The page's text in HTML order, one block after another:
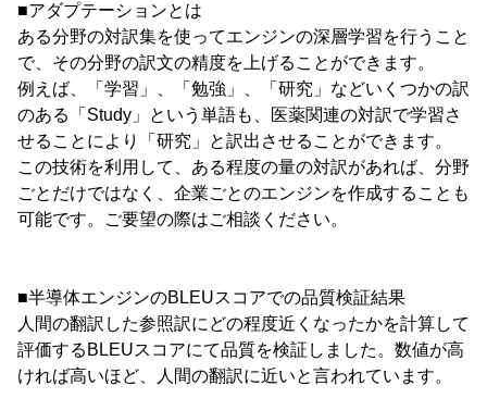
■アダプテーションとは
ある分野の対訳集を使ってエンジンの深層学習を行うこと
で、その分野の訳文の精度を上げることができます。
例えば、「学習」、「勉強」、「研究」などいくつかの訳
のある「Study」という単語も、医薬関連の対訳で学習さ
せることにより「研究」と訳出させることができます。
この技術を利用して、ある程度の量の対訳があれば、分野
ごとだけではなく、企業ごとのエンジンを作成することも
可能です。ご要望の際はご相談ください。
■半導体エンジンのBLEUスコアでの品質検証結果
人間の翻訳した参照訳にどの程度近くなったかを計算して
評価するBLEUスコアにて品質を検証しました。数値が高
ければ高いほど、人間の翻訳に近いと言われています。